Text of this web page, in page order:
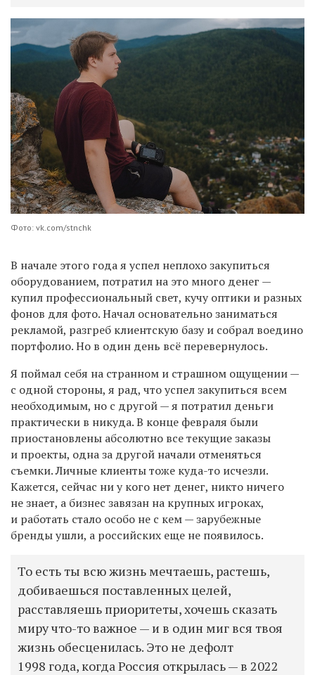
Фото: vk.com/stnchk
В начале этого года я успел неплохо закупиться
оборудованием, потратил на это много денег —
купил профессиональный свет, кучу оптики и разных
фонов для фото. Начал основательно заниматься
рекламой, разгреб клиентскую базу и собрал воедино
портфолио. Но в один день всё перевернулось.
Я поймал себя на странном и страшном ощущении —
с одной стороны, я рад, что успел закупиться всем
необходимым, но с другой — я потратил деньги
практически в никуда. В конце февраля были
приостановлены абсолютно все текущие заказы
и проекты, одна за другой начали отменяться
съемки. Личные клиенты тоже куда-то исчезли.
Кажется, сейчас ни у кого нет денег, никто ничего
не знает, а бизнес завязан на крупных игроках,
и работать стало особо не с кем — зарубежные
бренды ушли, а российских еще не появилось.
То есть ты всю жизнь мечтаешь, растешь,
добиваешься поставленных целей,
расставляешь приоритеты, хочешь сказать
миру что-то важное — и в один миг вся твоя
жизнь обесценилась. Это не дефолт
1998 года, когда Россия открылась — в 2022